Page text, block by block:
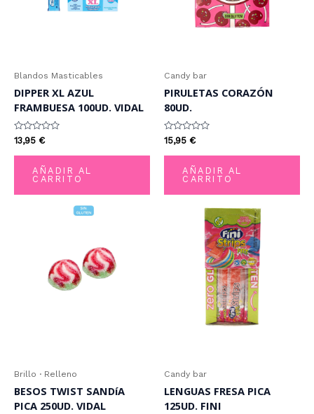
Blandos Masticables
DIPPER XL AZUL
FRAMBUESA 100UD. VIDAL
Valorado
con
0
13,95 €
AÑADIR AL
CARRITO
Candy bar
PIRULETAS CORAZÓN
80UD.
Valorado
con
0
15,95 €
AÑADIR AL
CARRITO
Brillo · Relleno
BESOS TWIST SANDíA
PICA 250UD. VIDAL
Candy bar
LENGUAS FRESA PICA
125UD. FINI